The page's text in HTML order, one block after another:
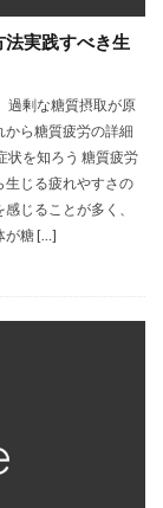
法実践すべき生
過剰な糖質摂取が原
ら糖質疲労の詳細
状を知ろう 糖質疲労
生じる疲れやすさの
じることが多く、
が糖 […]